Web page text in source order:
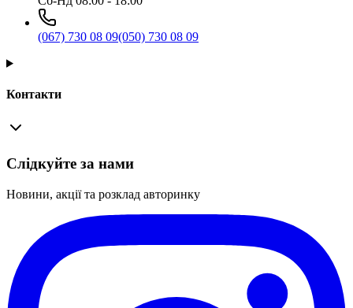
(067) 730 08 09(050) 730 08 09
Контакти
Слідкуйте за нами
Новини, акції та розклад авторинку